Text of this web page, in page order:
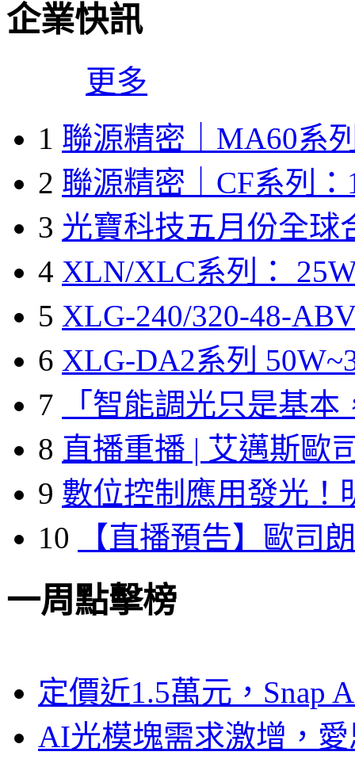
企業快訊
更多
1 聯源精密｜MA60系
2 聯源精密｜CF系列：
3 光寶科技五月份全球
4 XLN/XLC系列：
5 XLG-240/320-48-
6 XLG-DA2系列
7
「智能調光只是基本
8 直播重播 | 艾邁斯歐
9 數位控制應用發光！
10
【直播預告】歐司
一周點擊榜
定價近1.5萬元，Snap
AI光模塊需求激增，